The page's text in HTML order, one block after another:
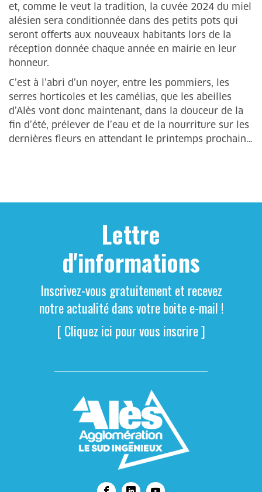
et, comme le veut la tradition, la cuvée 2024 du miel
alésien sera conditionnée dans des petits pots qui
seront offerts aux nouveaux habitants lors de la
réception donnée chaque année en mairie en leur
honneur.
C’est à l’abri d’un noyer, entre les pommiers, les
serres horticoles et les camélias, que les abeilles
d’Alès vont donc maintenant, dans la douceur de la
fin d’été, prélever de l’eau et de la nourriture sur les
dernières fleurs en attendant le printemps prochain…
Lettre
d'informations
Inscrivez-vous gratuitement et recevez
notre actualité dans votre boite e-mail !
[ Cliquez ici pour vous inscrire ]